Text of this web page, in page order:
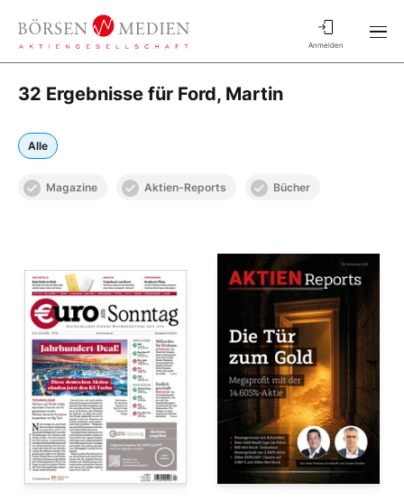
Anmelden
32 Ergebnisse für Ford, Martin
Alle
Magazine Aktien-Reports Bücher